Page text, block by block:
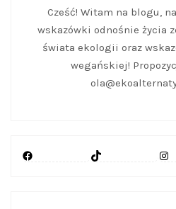
Cześć! Witam na blogu,
wskazówki odnośnie życia
świata ekologii oraz
wegańskiej!
Facebook
TikTok
Instagram
Mail